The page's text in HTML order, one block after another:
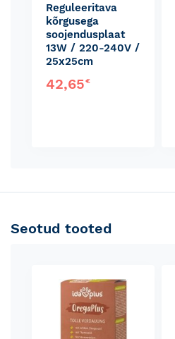
Reguleeritava
kõrgusega
soojendusplaat
13W / 220-240V /
25x25cm
42,65€
Seotud tooted
carousel